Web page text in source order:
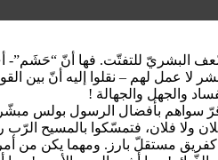
عمل لهم – نقلوا إليه أنّ بين
والجهل والجهالة !
سواهم بأفضال الرسول بولس مبشّر
ولا فلان، فتمسّكوا بالمسيح الرّب
الأولى إلى القورنثيين (رقم 48) نحو سنة 95 م أنّ حزباً “للمسيح” تكوّن